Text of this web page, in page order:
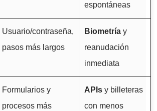
espontáneas
Usuario/contraseña,
pasos más largos
Biometría y
reanudación
inmediata
Formularios y
procesos más
APIs y billeteras
con menos